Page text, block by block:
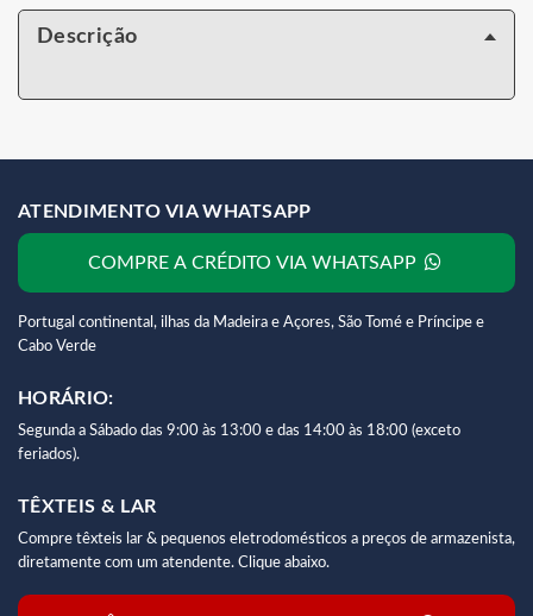
Descrição
ATENDIMENTO VIA WHATSAPP
COMPRE A CRÉDITO VIA WHATSAPP
Portugal continental, ilhas da Madeira e Açores, São Tomé e Príncipe e
Cabo Verde
HORÁRIO:
Segunda a Sábado das 9:00 às 13:00 e das 14:00 às 18:00 (exceto
feriados).
TÊXTEIS & LAR
Compre têxteis lar & pequenos eletrodomésticos a preços de armazenista,
diretamente com um atendente. Clique abaixo.